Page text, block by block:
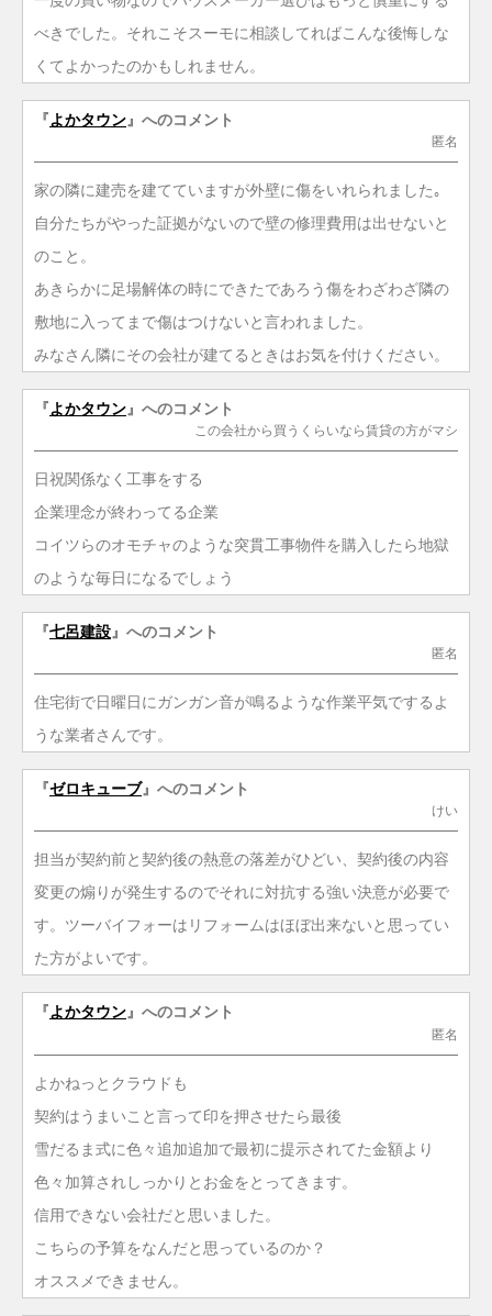
べきでした。それこそスーモに相談してればこんな後悔しな
くてよかったのかもしれません。
『よかタウン 』へのコメント
匿名
家の隣に建売を建てていますが外壁に傷をいれられました｡
自分たちがやった証拠がないので壁の修理費用は出せないと
のこと。
あきらかに足場解体の時にできたであろう傷をわざわざ隣の
敷地に入ってまで傷はつけないと言われました。
みなさん隣にその会社が建てるときはお気を付けください。
『よかタウン 』へのコメント
この会社から買うくらいなら賃貸の方がマシ
日祝関係なく工事をする
企業理念が終わってる企業
コイツらのオモチャのような突貫工事物件を購入したら地獄
のような毎日になるでしょう
『七呂建設 』へのコメント
匿名
住宅街で日曜日にガンガン音が鳴るような作業平気でするよ
うな業者さんです。
『ゼロキューブ』へのコメント
けい
担当が契約前と契約後の熱意の落差がひどい、契約後の内容
変更の煽りが発生するのでそれに対抗する強い決意が必要で
す。ツーバイフォーはリフォームはほぼ出来ないと思ってい
た方がよいです。
『よかタウン』へのコメント
匿名
よかねっとクラウドも
契約はうまいこと言って印を押させたら最後
雪だるま式に色々追加追加で最初に提示されてた金額より
色々加算されしっかりとお金をとってきます。
信用できない会社だと思いました。
こちらの予算をなんだと思っているのか？
オススメできません。